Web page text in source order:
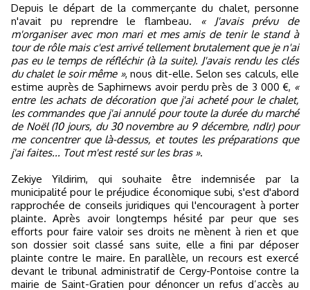
Depuis le départ de la commerçante du chalet, personne
n'avait pu reprendre le flambeau.
« J'avais prévu de
m'organiser avec mon mari et mes amis de tenir le stand à
tour de rôle mais c'est arrivé tellement brutalement que je n'ai
pas eu le temps de réfléchir (à la suite). J'avais rendu les clés
du chalet le soir même », nous dit-elle. Selon ses calculs, elle
estime auprès de Saphirnews avoir perdu près de 3 000 €, «
entre les achats de décoration que j'ai acheté pour le chalet,
les commandes que j'ai annulé pour toute la durée du marché
de Noël (10 jours, du 30 novembre au 9 décembre, ndlr) pour
me concentrer que là-dessus, et toutes les préparations que
j'ai faites... Tout m'est resté sur les bras ».
Zekiye Yildirim, qui souhaite être indemnisée par la
municipalité pour le préjudice économique subi, s'est d'abord
rapprochée de conseils juridiques qui l'encouragent à porter
plainte. Après avoir longtemps hésité par peur que ses
efforts pour faire valoir ses droits ne mènent à rien et que
son dossier soit classé sans suite, elle a fini par déposer
plainte contre le maire. En parallèle, un recours est exercé
devant le tribunal administratif de Cergy-Pontoise contre la
mairie de Saint-Gratien pour dénoncer un refus d’accès au